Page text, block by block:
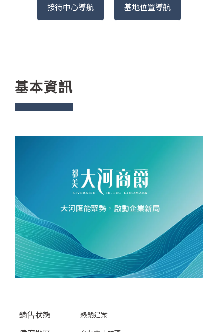
接待中心導航 基地位置導航
基本資訊
銷售狀態 熱銷建案